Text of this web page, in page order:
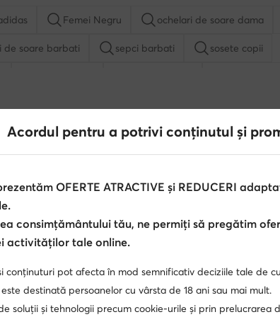
Femei Negru ochelari de soare dama
de soare barbati sepci barbati sosete copii
Reebok Badura
Guess Beverly Hills Polo Club
MEXX
Kappa
Acordul pentru a potrivi conținutul și
OFERTE ATRACTIVE și REDUCERI
consimțământului tău, ne permiți să pregătim
activităților tale online.
conținuturi pot afecta în mod semnificativ deciziile tale de
destinată persoanelor cu vârsta de 18 ani sau mai mult.
soluții și tehnologii precum cookie-urile și prin prelucrarea